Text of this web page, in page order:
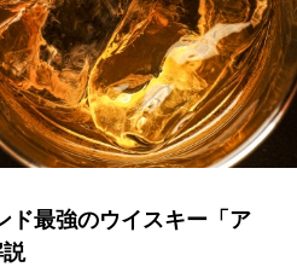
ド最強のウイスキー「ア